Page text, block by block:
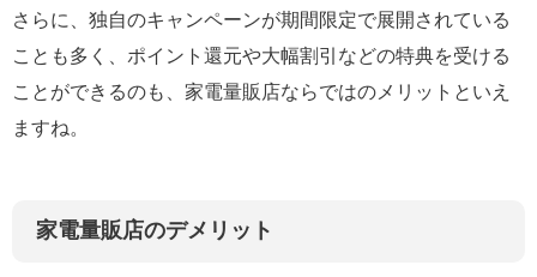
さらに、独自のキャンペーンが期間限定で展開されている
ことも多く、ポイント還元や大幅割引などの特典を受ける
ことができるのも、家電量販店ならではのメリットといえ
ますね。
家電量販店のデメリット